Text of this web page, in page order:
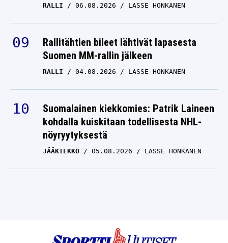
RALLI 06.08.2026 LASSE HONKANEN
Rallitähtien bileet lähtivät lapasesta
Suomen MM-rallin jälkeen
RALLI 04.08.2026 LASSE HONKANEN
Suomalainen kiekkomies: Patrik Laineen
kohdalla kuiskitaan todellisesta NHL-
nöyryytyksestä
JÄÄKIEKKO 05.08.2026 LASSE HONKANEN